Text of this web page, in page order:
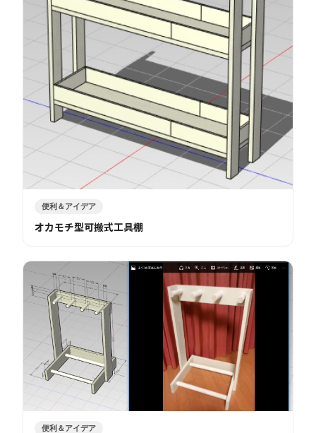
便利＆アイデア
オカモチ型可搬式工具棚
便利＆アイデア